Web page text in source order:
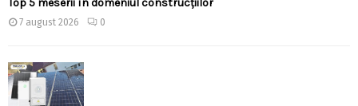
Top 5 meserii în domeniul construcțiilor
7 august 2026 0